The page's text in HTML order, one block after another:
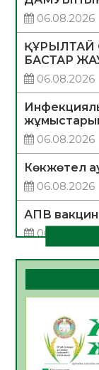
06.08.2026
ҚҰРЫЛТАЙ
БАСТАР
06.08.2026
06.08.2026
Көкжөтел
06.08.2026
АПВ
06.08.2026
Open Air:
ЖАРҚЫН
МӘЖІЛІС